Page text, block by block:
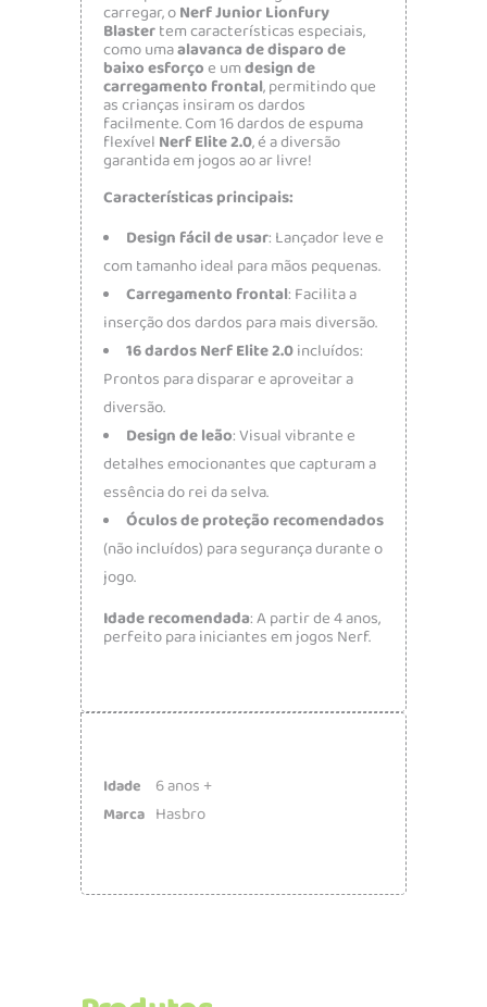
carregar, oNerf Junior Lionfury
Blastertem características especiais,
como umaalavanca de disparo de
baixo esforçoe umdesign de
carregamento frontal, permitindo que
as crianças insiram os dardos
facilmente. Com 16 dardos de espuma
flexível Nerf Elite 2.0, é a diversão
garantida em jogos ao ar livre!
Características principais:
Design fácil de usar: Lançador leve e
com tamanho ideal para mãos pequenas.
Carregamento frontal: Facilita a
inserção dos dardos para mais diversão.
16 dardos Nerf Elite 2.0incluídos:
Prontos para disparar e aproveitar a
diversão.
Design de leão: Visual vibrante e
detalhes emocionantes que capturam a
essência do rei da selva.
Óculos de proteção recomendados
(não incluídos) para segurança durante o
jogo.
Idade recomendada: A partir de 4 anos,
perfeito para iniciantes em jogos Nerf.
Idade 6 anos +
Marca Hasbro